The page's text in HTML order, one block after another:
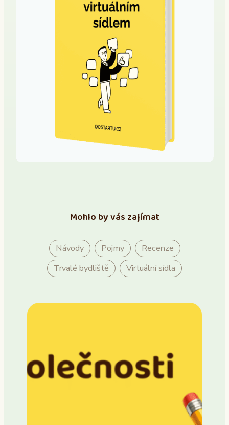
Mohlo by vás zajímat
Návody Pojmy
Recenze
Trvalé bydliště
Virtuální sídla